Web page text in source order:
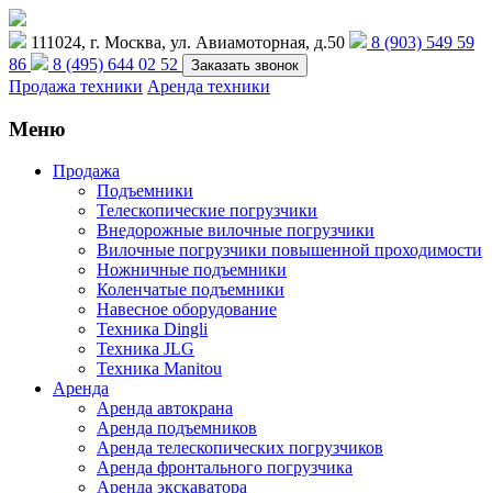
111024, г. Москва, ул. Авиамоторная, д.50
8 (903) 549 59
86
8 (495) 644 02 52 Заказать звонок
Продажа техники Аренда техники
Меню
Продажа
Подъемники
Телескопические погрузчики
Внедорожные вилочные погрузчики
Вилочные погрузчики повышенной проходимости
Ножничные подъемники
Коленчатые подъемники
Навесное оборудование
Техника Dingli
Техника JLG
Техника Manitou
Аренда
Аренда автокрана
Аренда подъемников
Аренда телескопических погрузчиков
Аренда фронтального погрузчика
Аренда экскаватора